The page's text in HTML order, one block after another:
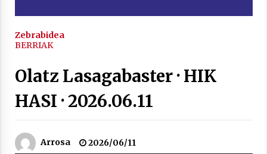
2021/11/12
Arrosaren IX. Topaketak – Mila
Zebrabidea
BERRIAK
Olatz Lasagabaster · HIK
HASI · 2026.06.11
Arrosa
2026/06/11